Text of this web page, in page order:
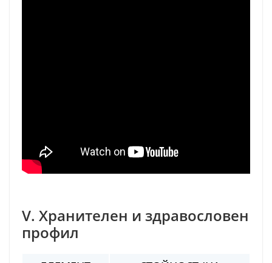
V. Хранителен и здравословен
профил